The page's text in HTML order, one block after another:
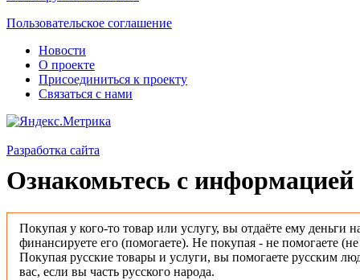
Пользовательское соглашение
Новости
О проекте
Присоединиться к проекту
Связаться с нами
Разработка сайта
Ознакомьтесь с информацией
Покупая у кого-то товар или услугу, вы отдаёте ему деньги
финансируете его (помогаете). Не покупая - не помогаете
Покупая русские товары и услуги, вы помогаете русским
вас, если вы часть русского народа.